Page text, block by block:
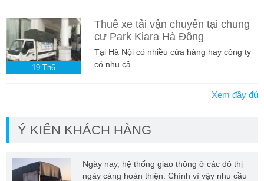
19 Th6
Thuê xe tải vận chuyển tại chung
cư Park Kiara Hà Đông
Tại Hà Nội có nhiều cửa hàng hay công ty
có nhu cầ...
Xem đầy đủ
Ý KIẾN KHÁCH HÀNG
Ngày nay, hệ thống giao thông ở các đô thị
ngày càng hoàn thiện. Chính vì vậy nhu cầu